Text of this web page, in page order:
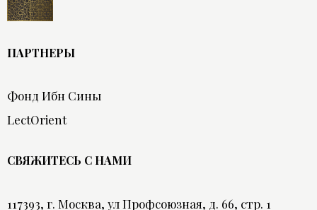
ПАРТНЕРЫ
Фонд Ибн Сины
LectOrient
СВЯЖИТЕСЬ С НАМИ
117393, г. Москва, ул Профсоюзная, д. 66, стр. 1